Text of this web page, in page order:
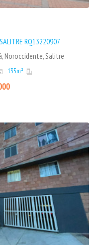
RQ13220907
Noroccidente, Salitre
135m²